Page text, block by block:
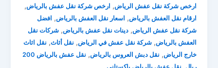
ارخص شركة نقل عفش الرياض, ارخص شركة نقل عفش بالرياض,
ارقام نقل العفش بالرياض, اسعار نقل العفش بالرياض, افضل
شركة نقل عفش الرياض,دينات نقل عفش بالرياض,شركات نقل
العفش بالرياض,شركة نقل عفش في الرياض, نقل أثاث, نقل اثاث
خارج الرياض, نقل دبش العروس بالرياض,
نقل عفش بالرياض 200